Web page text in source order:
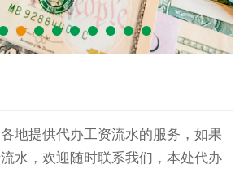
地提供代办工资流水的服务，如果
水，欢迎随时联系我们，本处代办